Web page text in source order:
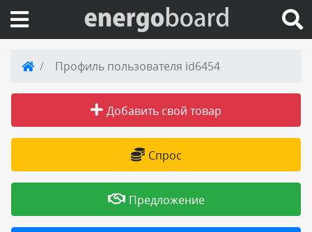
Вход на сайт
Поиск по сайту
Публикации
Справка
Профиль пользователя id6454
Добавить свой товар
Спрос
Предложение